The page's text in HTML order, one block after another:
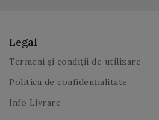
Legal
Termeni și condiții de utilizare
Politica de confidențialitate
Info Livrare